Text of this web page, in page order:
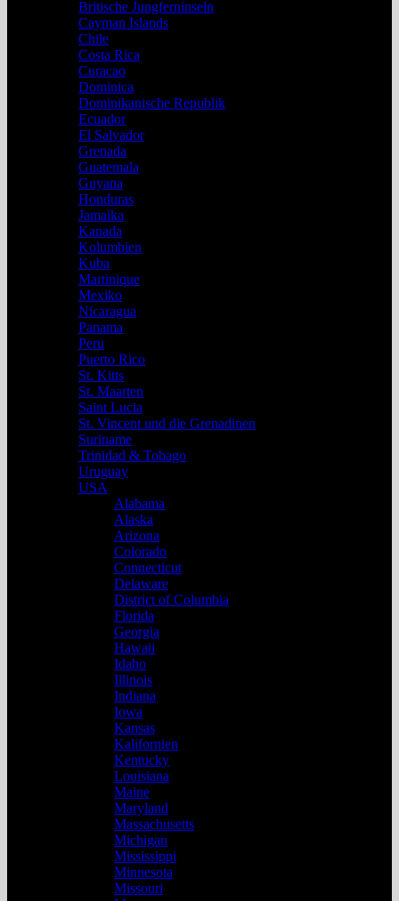
Britische Jungferninseln
Cayman Islands
Chile
Costa Rica
Curacao
Dominica
Dominikanische Republik
Ecuador
El Salvador
Grenada
Guatemala
Guyana
Honduras
Jamaika
Kanada
Kolumbien
Kuba
Martinique
Mexiko
Nicaragua
Panama
Peru
Puerto Rico
St. Kitts
St. Maarten
Saint Lucia
St. Vincent und die Grenadinen
Suriname
Trinidad & Tobago
Uruguay
USA
Alabama
Alaska
Arizona
Colorado
Connecticut
Delaware
District of Columbia
Florida
Georgia
Hawaii
Idaho
Illinois
Indiana
Iowa
Kansas
Kalifornien
Kentucky
Louisiana
Maine
Maryland
Massachusetts
Michigan
Mississippi
Minnesota
Missouri